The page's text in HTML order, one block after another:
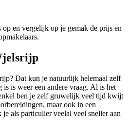
en vergelijk op je gemak de prijs en
Dat kun je natuurlijk helemaal zelf
is is weer een andere vraag. Al is het
ben je zelf gruwelijk veel tijd kwijt
maar ook in een
als particulier veelal veel sneller aan